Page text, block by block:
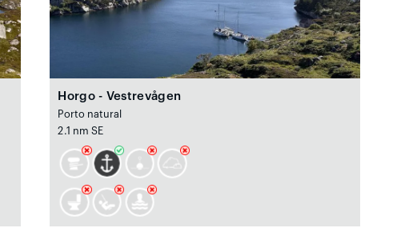
Horgo - Vestrevågen
Porto natural
2.1 nm SE